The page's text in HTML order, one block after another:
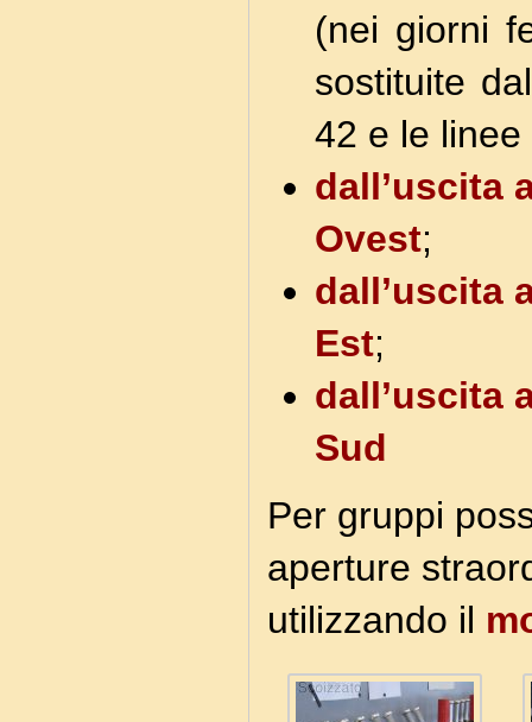
(nei giorni
sostituite
42 e le
dall’uscita
Ovest;
dall’uscita
Est;
dall’uscita
Sud
Per gruppi
aperture
utilizzando il